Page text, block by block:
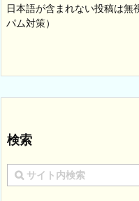
日本語が含まれない投稿は無
パム対策）
検索